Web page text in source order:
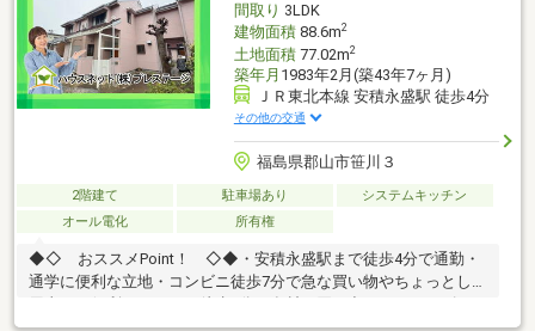
間取り 3LDK
建物面積88.6m2
土地面積77.02m2
築年月 1983年2月(築43年7ヶ月)
ＪＲ東北本線 安積永盛駅 徒歩4分
その他の交通
福島県郡山市笹川３
2階建て 駐車場あり
システムキッチン
オール電化
所有権
◆◇ おススメPoint！ ◇◆・安積永盛駅まで徒歩4分で通勤・
通学に便利な立地・コンビニ徒歩7分で急な買い物やちょっとした
ラッグストア徒歩11分で日用品や医薬品の購入も安心・生活施設